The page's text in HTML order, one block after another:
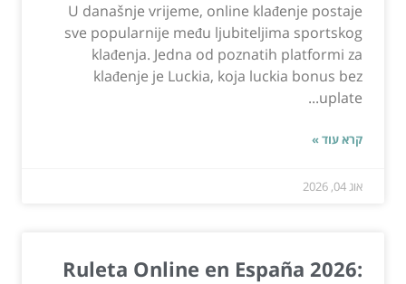
U današnje vrijeme, online klađenje postaje
sve popularnije među ljubiteljima sportskog
klađenja. Jedna od poznatih platformi za
klađenje je Luckia, koja luckia bonus bez
uplate...
קרא עוד »
אוג 04, 2026
Ruleta Online en España 2026: